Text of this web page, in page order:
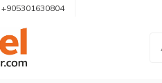
+905301630804